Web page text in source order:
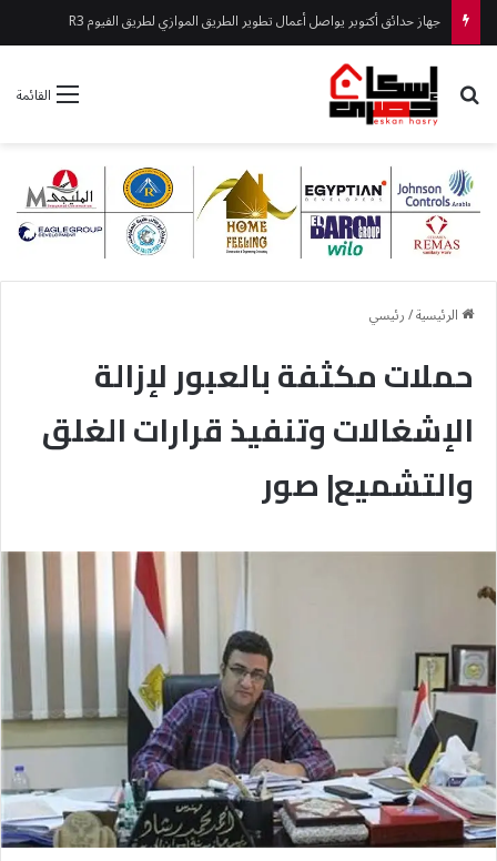
جهاز 6 أكتوبر يلاحق الإشغالات بالقطاع الشرقي بحملات مفاجئة
القائمة بحث عن
الرئيسية/رئيسي
حملات مكثفة بالعبور لإزالة
الإشغالات وتنفيذ قرارات الغلق
والتشميع| صور